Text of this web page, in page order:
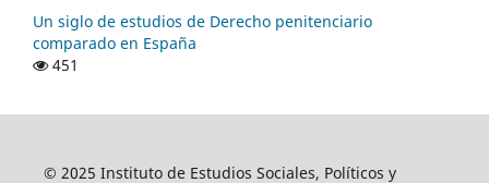
Un siglo de estudios de Derecho penitenciario
comparado en España
451
© 2025 Instituto de Estudios Sociales, Políticos y